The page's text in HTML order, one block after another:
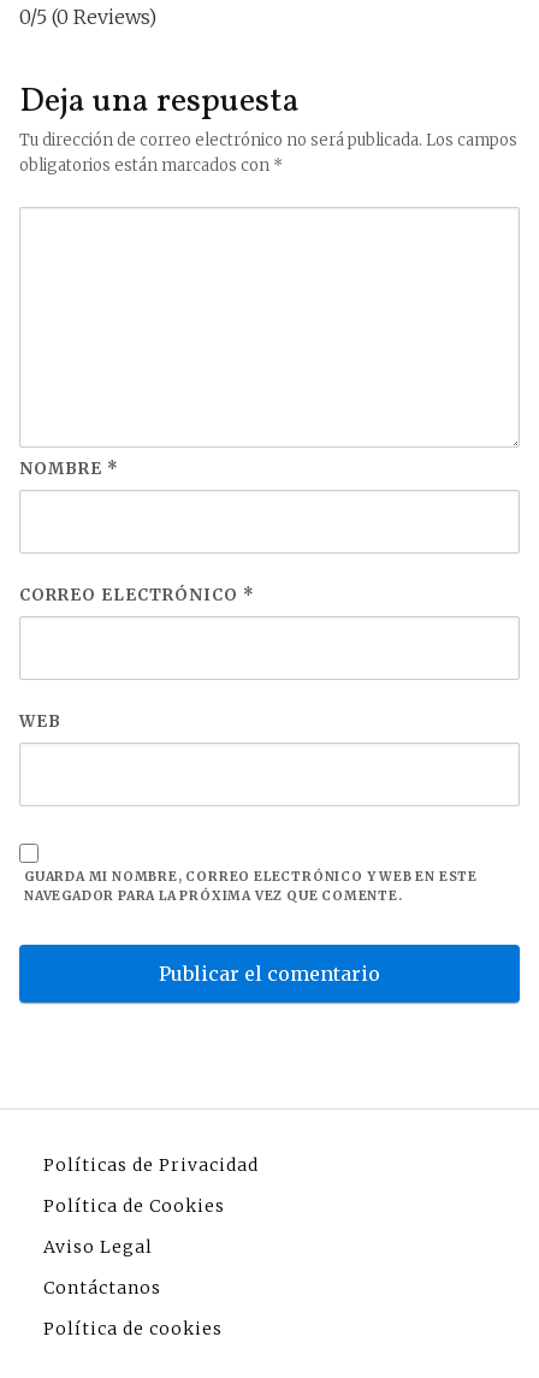
0/5 (0 Reviews)
Deja una respuesta
Tu dirección de correo electrónico no será publicada. Los campos
obligatorios están marcados con *
NOMBRE *
CORREO ELECTRÓNICO *
WEB
GUARDA MI NOMBRE, CORREO ELECTRÓNICO Y WEB EN ESTE
NAVEGADOR PARA LA PRÓXIMA VEZ QUE COMENTE.
Políticas de Privacidad
Política de Cookies
Aviso Legal
Contáctanos
Política de cookies